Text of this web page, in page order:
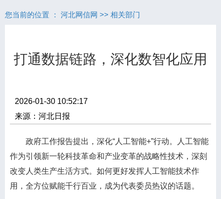
您当前的位置 ： 河北网信网 >> 相关部门
打通数据链路，深化数智化应用
2026-01-30 10:52:17
来源：河北日报
政府工作报告提出，深化“人工智能+”行动。人工智能
作为引领新一轮科技革命和产业变革的战略性技术，深刻
改变人类生产生活方式。如何更好发挥人工智能技术作
用，全方位赋能千行百业，成为代表委员热议的话题。